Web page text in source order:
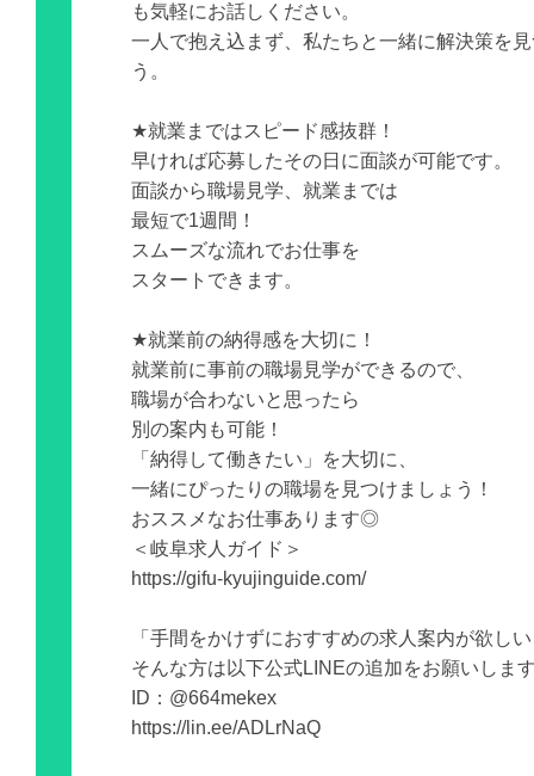
も気軽にお話しください。
一人で抱え込まず、私たちと一緒に解決策を
う。
★就業まではスピード感抜群！
早ければ応募したその日に面談が可能です。
面談から職場見学、就業までは
最短で1週間！
スムーズな流れでお仕事を
スタートできます。
★就業前の納得感を大切に！
就業前に事前の職場見学ができるので、
職場が合わないと思ったら
別の案内も可能！
「納得して働きたい」を大切に、
一緒にぴったりの職場を見つけましょう！
おススメなお仕事あります◎
＜岐阜求人ガイド＞
https://gifu-kyujinguide.com/
「手間をかけずにおすすめの求人案内が欲し
そんな方は以下公式LINEの追加をお願いしま
ID：@664mekex
https://lin.ee/ADLrNaQ